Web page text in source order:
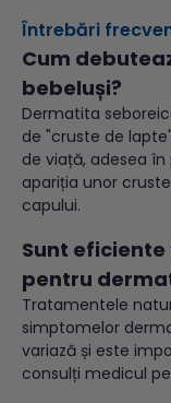
Întrebări
Cum
bebeluși?
Dermatita
de "cruste de
de viață, adesea
apariția unor
capului.
Sunt
pentru
Tratamentele
simptomelor
variază și este
consulți medicul